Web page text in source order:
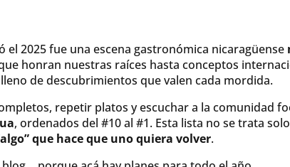
el 2025 fue una escena gastronómica nicaragüense
honran nuestras raíces hasta conceptos
de descubrimientos que valen cada mordida.
repetir platos y escuchar a la comunidad
, ordenados del #10 al #1. Esta lista no se trata
que hace que uno quiera volver.